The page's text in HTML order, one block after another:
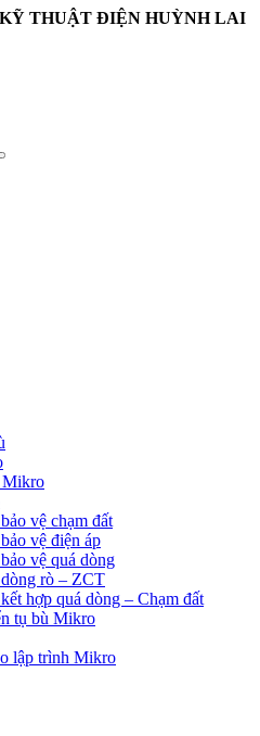
THUẬT ĐIỆN HUỲNH LAI
Mikro
vệ chạm đất
vệ điện áp
vệ quá dòng
rò – ZCT
hợp quá dòng – Chạm đất
tụ bù Mikro
lập trình Mikro